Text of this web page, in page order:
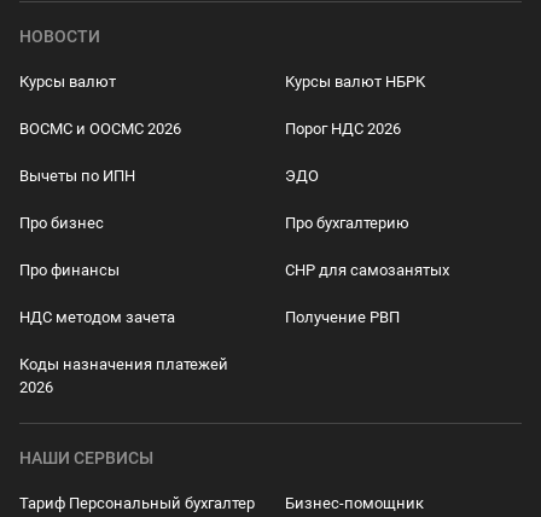
НОВОСТИ
Курсы валют Курсы валют НБРК
ВОСМС и ООСМС 2026 Порог НДС 2026
Вычеты по ИПН ЭДО
Про бизнес Про бухгалтерию
Про финансы СНР для самозанятых
НДС методом зачета Получение РВП
Коды назначения платежей
2026
НАШИ СЕРВИСЫ
Тариф Персональный бухгалтер Бизнес-помощник